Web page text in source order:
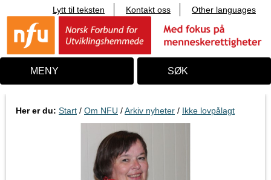
i
n
o
Lytt til teksten Kontakt oss Other languages
MENY SØK
Her er du: Start / Om NFU /Arkiv nyheter / Ikke lovpålagt